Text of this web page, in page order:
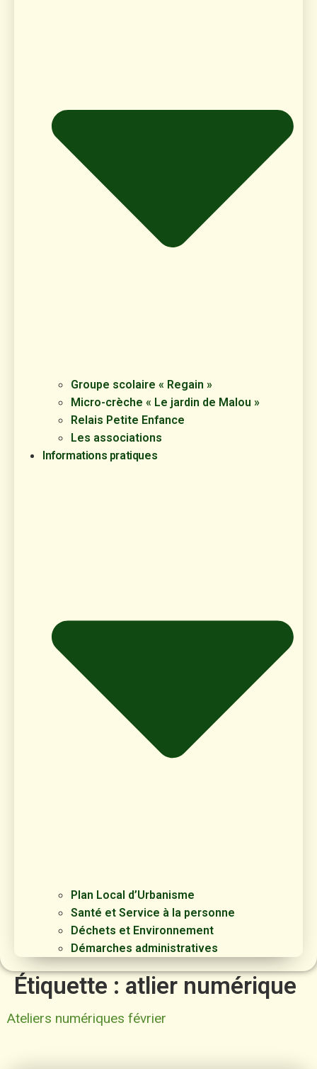
Groupe scolaire « Regain »
Micro-crèche « Le jardin de Malou »
Relais Petite Enfance
Les associations
Informations pratiques
Plan Local d’Urbanisme
Santé et Service à la personne
Déchets et Environnement
Démarches administratives
Étiquette : atlier numérique
Ateliers numériques février